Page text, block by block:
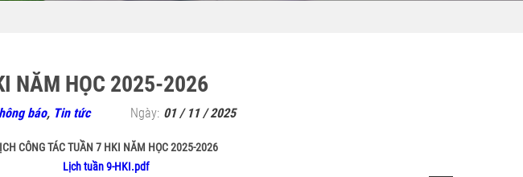
NĂM HỌC 2025-2026
báo, Tin tức Ngày: 01 / 11 / 2025
CÔNG TÁC TUẦN 7 HKI NĂM HỌC 2025-2026
Lịch tuần 9-HKI.pdf